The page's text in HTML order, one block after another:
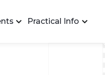
Practical Info